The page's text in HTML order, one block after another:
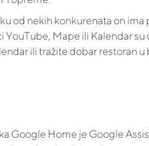
od nekih konkurenata on
Mape ili Kalendar
ili tražite dobar restoran u
Google Home je Google